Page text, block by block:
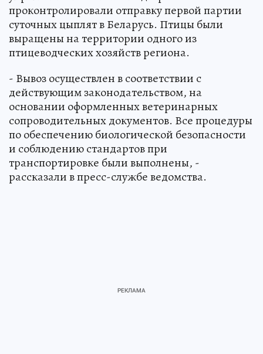
проконтролировали отправку первой партии
суточных цыплят в Беларусь. Птицы были
выращены на территории одного из
птицеводческих хозяйств региона.
- Вывоз осуществлен в соответствии с
действующим законодательством, на
основании оформленных ветеринарных
сопроводительных документов. Все процедуры
по обеспечению биологической безопасности
и соблюдению стандартов при
транспортировке были выполнены, -
рассказали в пресс-службе ведомства.